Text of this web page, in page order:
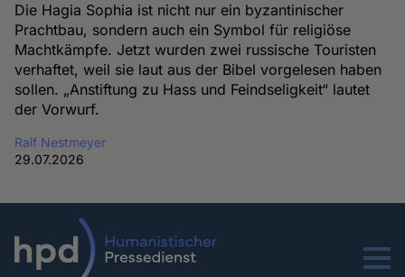
Die Hagia Sophia ist nicht nur ein byzantinischer
Prachtbau, sondern auch ein Symbol für religiöse
Machtkämpfe. Jetzt wurden zwei russische Touristen
verhaftet, weil sie laut aus der Bibel vorgelesen haben
sollen. „Anstiftung zu Hass und Feindseligkeit“ lautet
der Vorwurf.
Ralf Nestmeyer
29.07.2026
Menu